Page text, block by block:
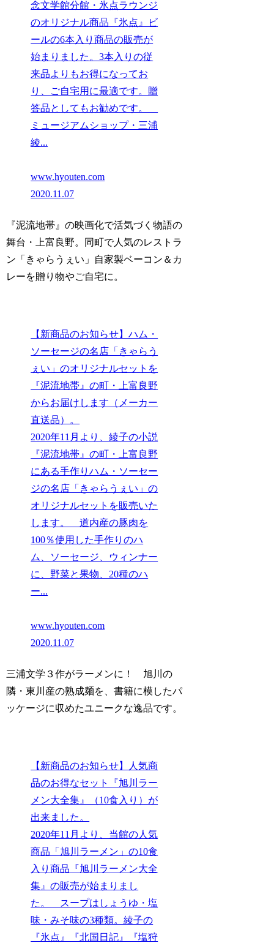
念文学館分館・氷点ラウンジ
のオリジナル商品『氷点』ビ
ールの6本入り商品の販売が
始まりました。3本入りの従
来品よりもお得になってお
り、ご自宅用に最適です。贈
答品としてもお勧めです。
ミュージアムショップ・三浦
綾...
www.hyouten.com
2020.11.07
『泥流地帯』の映画化で活気づく物語の
舞台・上富良野。同町で人気のレストラ
ン「きゃらうぇい」自家製ベーコン＆カ
レーを贈り物やご自宅に。
【新商品のお知らせ】ハム・
ソーセージの名店「きゃらう
ぇい」のオリジナルセットを
『泥流地帯』の町・上富良野
からお届けします（メーカー
直送品）。
2020年11月より、綾子の小説
『泥流地帯』の町・上富良野
にある手作りハム・ソーセー
ジの名店「きゃらうぇい」の
オリジナルセットを販売いた
します。 道内産の豚肉を
100％使用した手作りのハ
ム、ソーセージ、ウィンナー
に、野菜と果物、20種のハ
ー...
www.hyouten.com
2020.11.07
三浦文学３作がラーメンに！ 旭川の
隣・東川産の熟成麺を、書籍に模したパ
ッケージに収めたユニークな逸品です。
【新商品のお知らせ】人気商
品のお得なセット『旭川ラー
メン大全集』（10食入り）が
出来ました。
2020年11月より、当館の人気
商品「旭川ラーメン」の10食
入り商品『旭川ラーメン大全
集』の販売が始まりまし
た。 スープはしょうゆ・塩
味・みそ味の3種類。綾子の
『氷点』『北国日記』『塩狩